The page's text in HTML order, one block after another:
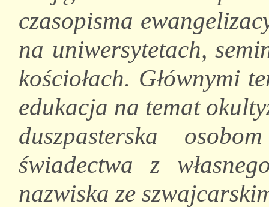
czasopisma
na uniwersytetach,
kościołach. Głównymi
edukacja na temat
duszpasterska
świadectwa z
nazwiska ze